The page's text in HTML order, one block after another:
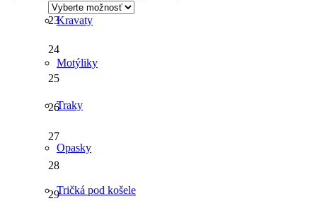
Kravaty
Motýliky
Traky
Opasky
Tričká pod košele
23
24
25
26
27
28
29